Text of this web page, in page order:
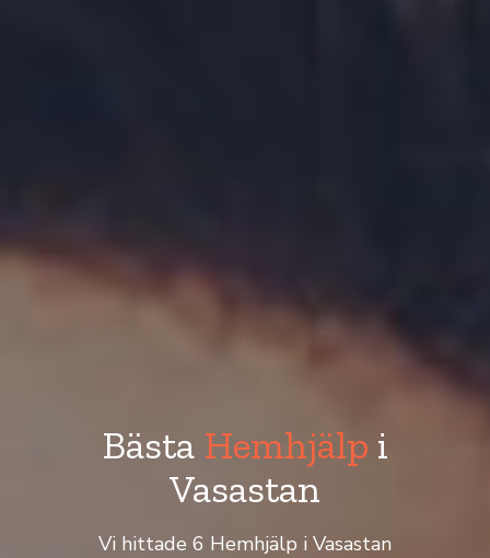
Bästa Hemhjälp i
Vasastan
Vi hittade 6 Hemhjälp i Vasastan